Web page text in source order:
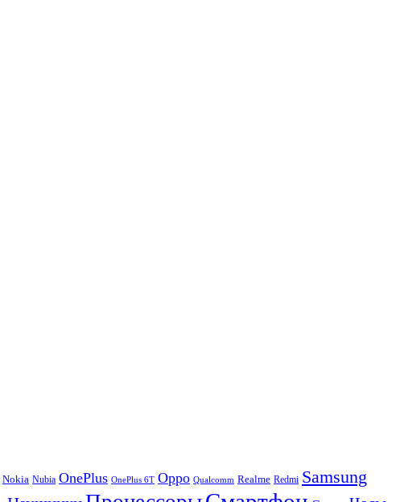
Nokia Nubia OnePlus OnePlus 6T Oppo Qualcomm Realme Redmi Samsung